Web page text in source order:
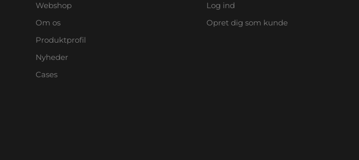
Webshop
Om os
Produktprofil
Nyheder
Cases
Log ind
Opret dig som kunde